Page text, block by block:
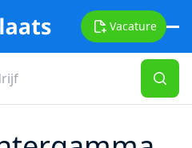
Vacature